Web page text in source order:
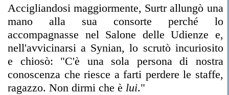
Accigliandosi maggiormente, Surtr allungò una
mano alla sua consorte perché lo
accompagnasse nel Salone delle Udienze e,
nell'avvicinarsi a Synian, lo scrutò incuriosito
e chiosò: "C'è una sola persona di nostra
conoscenza che riesce a farti perdere le staffe,
ragazzo. Non dirmi che è lui."